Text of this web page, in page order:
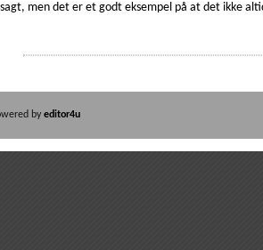
men det er et godt eksempel på at det ikke
by editor4u